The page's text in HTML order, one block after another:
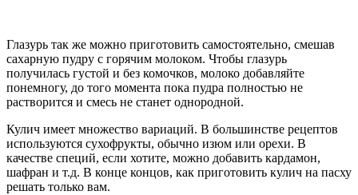
Глазурь так же можно приготовить самостоятельно, смешав
сахарную пудру с горячим молоком. Чтобы глазурь
получилась густой и без комочков, молоко добавляйте
понемногу, до того момента пока пудра полностью не
растворится и смесь не станет однородной.
Кулич имеет множество вариаций. В большинстве рецептов
используются сухофрукты, обычно изюм или орехи. В
качестве специй, если хотите, можно добавить кардамон,
шафран и т.д. В конце концов, как приготовить кулич на пасху
решать только вам.